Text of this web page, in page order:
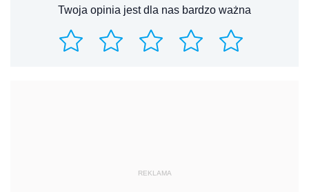
Twoja opinia jest dla nas bardzo ważna
REKLAMA